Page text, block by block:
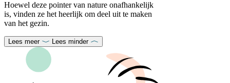
Hoewel deze pointer van nature onafhankelijk
is, vinden ze het heerlijk om deel uit te maken
van het gezin.
Lees meer Lees minder